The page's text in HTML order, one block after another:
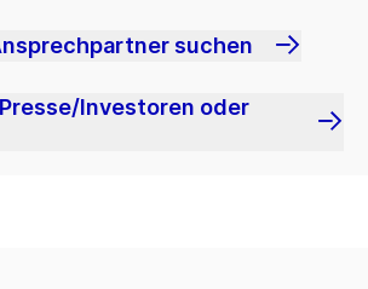
suchen
Investoren oder